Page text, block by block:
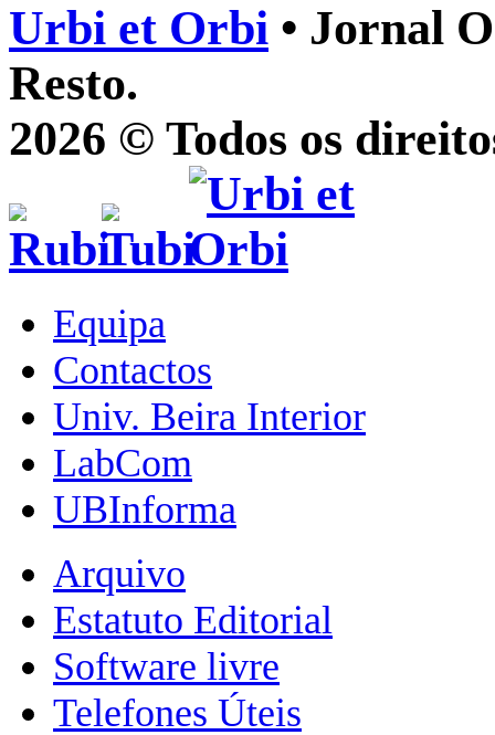
Urbi et Orbi • Jornal
Resto.
2026 © Todos os
Equipa
Contactos
Univ. Beira Interior
LabCom
UBInforma
Arquivo
Estatuto Editorial
Software livre
Telefones Úteis